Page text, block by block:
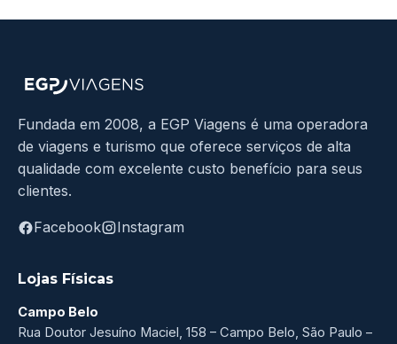
Fundada em 2008, a EGP Viagens é uma operadora
de viagens e turismo que oferece serviços de alta
qualidade com excelente custo benefício para seus
clientes.
Facebook Instagram
Lojas Físicas
Campo Belo
Rua Doutor Jesuíno Maciel, 158 – Campo Belo, São Paulo –